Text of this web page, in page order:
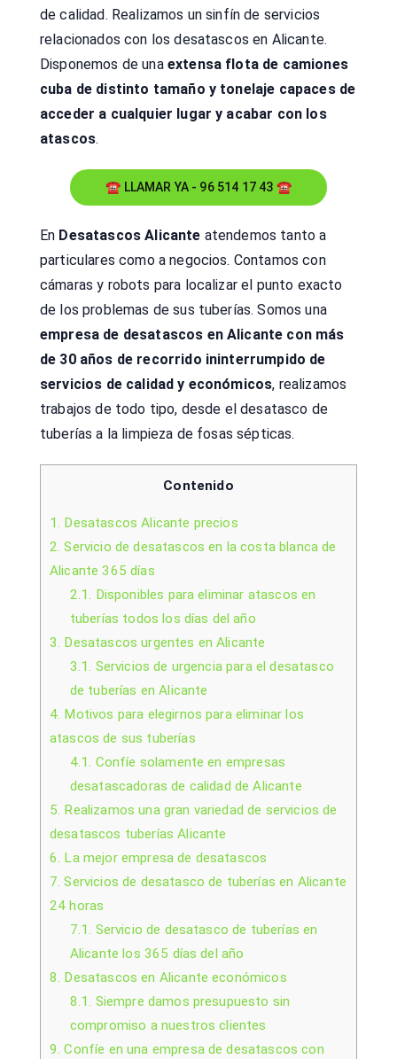
de calidad. Realizamos un sinfín de servicios
relacionados con los desatascos en Alicante.
Disponemos de una extensa flota de camiones
cuba de distinto tamaño y tonelaje capaces de
acceder a cualquier lugar y acabar con los
atascos.
☎ LLAMAR YA - 96 514 17 43 ☎
En Desatascos Alicante atendemos tanto a
particulares como a negocios. Contamos con
cámaras y robots para localizar el punto exacto
de los problemas de sus tuberías. Somos una
empresa de desatascos en Alicante con más
de 30 años de recorrido ininterrumpido de
servicios de calidad y económicos, realizamos
trabajos de todo tipo, desde el desatasco de
tuberías a la limpieza de fosas sépticas.
Contenido
1. Desatascos Alicante precios
2. Servicio de desatascos en la costa blanca de
Alicante 365 días
2.1. Disponibles para eliminar atascos en
tuberías todos los días del año
3. Desatascos urgentes en Alicante
3.1. Servicios de urgencia para el desatasco
de tuberías en Alicante
4. Motivos para elegirnos para eliminar los
atascos de sus tuberías
4.1. Confíe solamente en empresas
desatascadoras de calidad de Alicante
5. Realizamos una gran variedad de servicios de
desatascos tuberías Alicante
6. La mejor empresa de desatascos
7. Servicios de desatasco de tuberías en Alicante
24 horas
7.1. Servicio de desatasco de tuberías en
Alicante los 365 días del año
8. Desatascos en Alicante económicos
8.1. Siempre damos presupuesto sin
compromiso a nuestros clientes
9. Confíe en una empresa de desatascos con